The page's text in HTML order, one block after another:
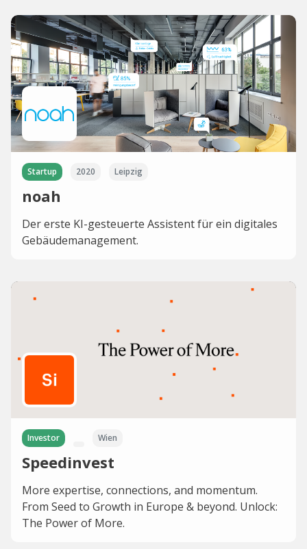
Startup 2020 Leipzig
noah
Der erste KI-gesteuerte Assistent für ein digitales
Gebäudemanagement.
Investor Wien
Speedinvest
More expertise, connections, and momentum.
From Seed to Growth in Europe & beyond. Unlock:
The Power of More.